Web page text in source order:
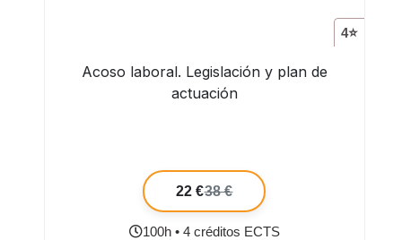
4⭐
Acoso laboral. Legislación y plan de
actuación
22 €38 €
100h • 4 créditos ECTS